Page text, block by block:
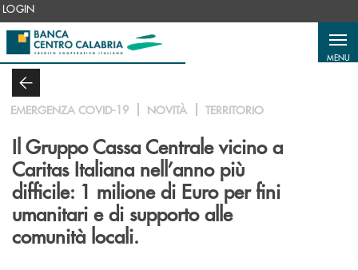
Salta al contenuto principale
LOGIN
MENU
EMERGENZA COVID-19 NOVITÀ TERRITORIO
Il Gruppo Cassa Centrale vicino a
Caritas Italiana nell’anno più
difficile: 1 milione di Euro per fini
umanitari e di supporto alle
comunità locali.